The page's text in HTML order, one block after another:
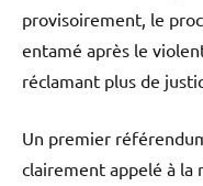
provisoirement, le
entamé après le
réclamant plus de
Un premier
clairement appelé à la